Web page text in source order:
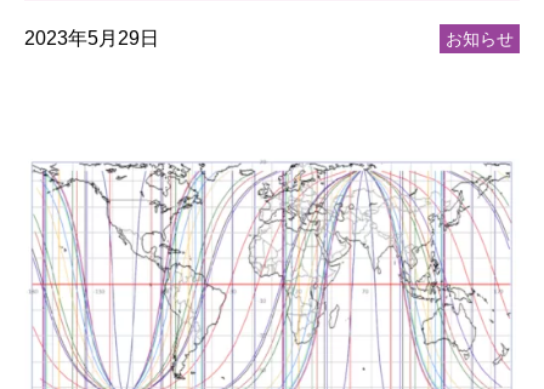
2023年5月29日 お知らせ